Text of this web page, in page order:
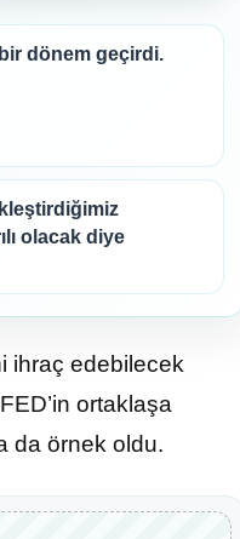
bir dönem geçirdi.
olacak diye
ihraç edebilecek
ortaklaşa
da örnek oldu.